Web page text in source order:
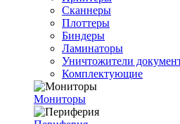
Сканнеры
Плоттеры
Биндеры
Ламинаторы
Уничтожители
Комплектующие
Мониторы